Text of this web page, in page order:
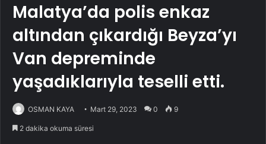
Malatya’da polis enkaz
altından çıkardığı Beyza’yı
Van depreminde
yaşadıklarıyla teselli etti.
OSMAN KAYA Mart 29, 2023 0 9
2 dakika okuma süresi